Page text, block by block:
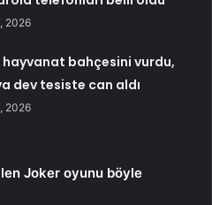
2026
hayvanat bahçesini vurdu,
dev tesiste can aldı
2026
Joker oyunu böyle